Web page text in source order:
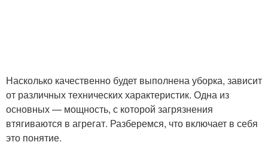
Насколько качественно будет выполнена уборка, зависит
от различных технических характеристик. Одна из
основных — мощность, с которой загрязнения
втягиваются в агрегат. Разберемся, что включает в себя
это понятие.